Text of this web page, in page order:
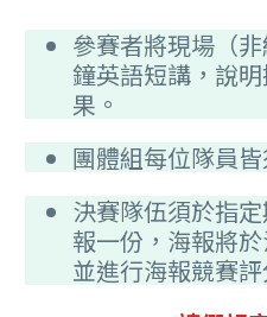
參賽者將現場（
鐘英語短講，說
果。
團體組每位隊員皆
決賽隊伍須於指
報一份，海報將
並進行海報競賽評